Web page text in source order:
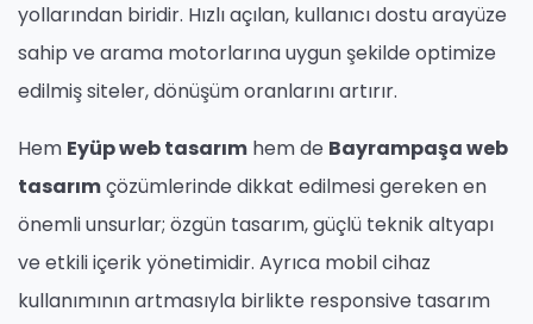
yollarından biridir. Hızlı açılan, kullanıcı dostu arayüze
sahip ve arama motorlarına uygun şekilde optimize
edilmiş siteler, dönüşüm oranlarını artırır.
Hem Eyüp web tasarım hem de Bayrampaşa web
tasarımçözümlerinde dikkat edilmesi gereken en
önemli unsurlar; özgün tasarım, güçlü teknik altyapı
ve etkili içerik yönetimidir. Ayrıca mobil cihaz
kullanımının artmasıyla birlikte responsive tasarım